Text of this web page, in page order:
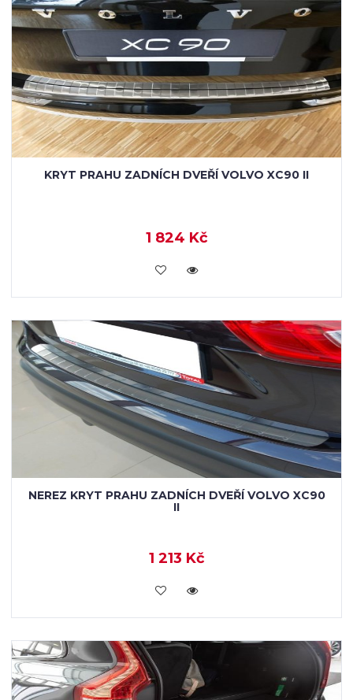
KRYT PRAHU ZADNÍCH DVEŘÍ VOLVO XC90 II
1 824 Kč
KOUPIT
NEREZ KRYT PRAHU ZADNÍCH DVEŘÍ VOLVO XC90
II
1 213 Kč
KOUPIT